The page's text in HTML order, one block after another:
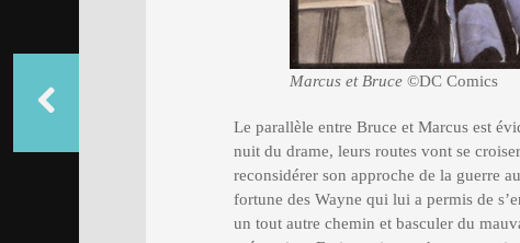
Marcus et Bruce©DC Comics
Le parallèle entre Bruce et Marcus est
nuit du drame, leurs routes vont se
reconsidérer son approche de la guerre
fortune des Wayne qui lui a permis de
un tout autre chemin et basculer du